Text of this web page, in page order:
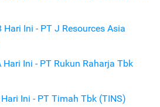
Hari Ini - PT J Resources Asia
Ini - PT Rukun Raharja Tbk
Ini - PT Timah Tbk (TINS)